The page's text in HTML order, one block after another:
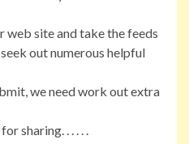
web site and take the feeds
out numerous helpful
we need work out extra
sharing. . . . . .